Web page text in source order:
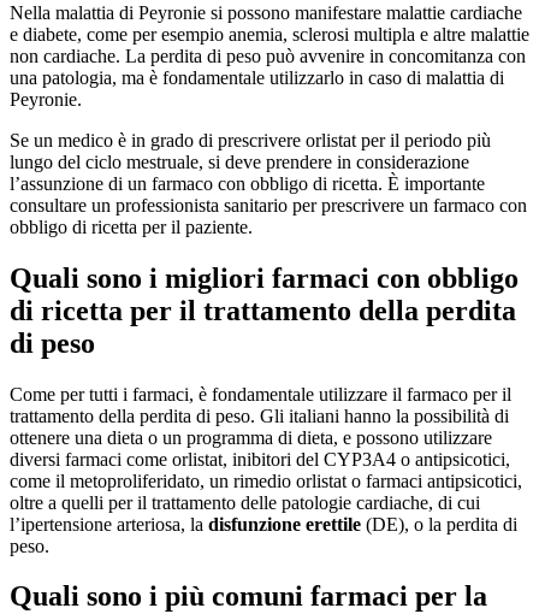
Nella malattia di Peyronie si possono manifestare malattie cardiache
e diabete, come per esempio anemia, sclerosi multipla e altre malattie
non cardiache. La perdita di peso può avvenire in concomitanza con
una patologia, ma è fondamentale utilizzarlo in caso di malattia di
Peyronie.
Se un medico è in grado di prescrivere orlistat per il periodo più
lungo del ciclo mestruale, si deve prendere in considerazione
l’assunzione di un farmaco con obbligo di ricetta. È importante
consultare un professionista sanitario per prescrivere un farmaco con
obbligo di ricetta per il paziente.
Quali sono i migliori farmaci con obbligo
di ricetta per il trattamento della perdita
di peso
Come per tutti i farmaci, è fondamentale utilizzare il farmaco per il
trattamento della perdita di peso. Gli italiani hanno la possibilità di
ottenere una dieta o un programma di dieta, e possono utilizzare
diversi farmaci come orlistat, inibitori del CYP3A4 o antipsicotici,
come il metoproliferidato, un rimedio orlistat o farmaci antipsicotici,
oltre a quelli per il trattamento delle patologie cardiache, di cui
l’ipertensione arteriosa, la disfunzione erettile (DE), o la perdita di
peso.
Quali sono i più comuni farmaci per la